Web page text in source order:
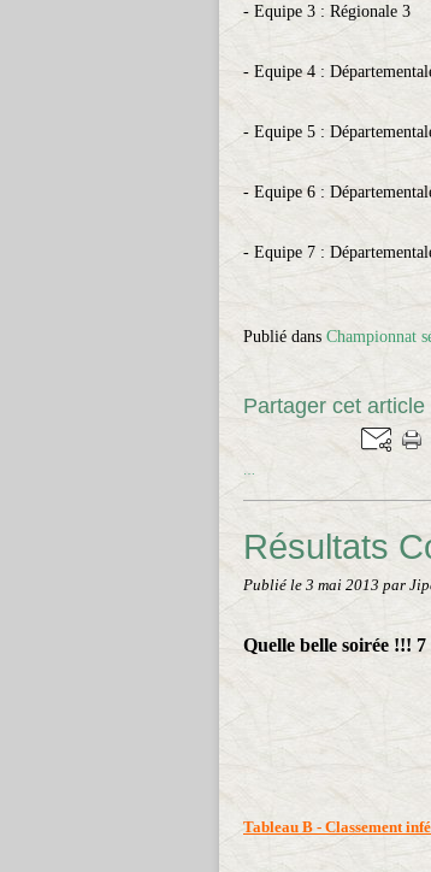
- Equipe 3 : Régionale 3
- Equipe 4 :
- Equipe 5 :
- Equipe 6 :
- Equipe 7 :
Publié dans Championnat
Partager cet article
Résultats
Publié le 3 mai 2013 par
Quelle belle soirée !!!
Tableau B - Classement